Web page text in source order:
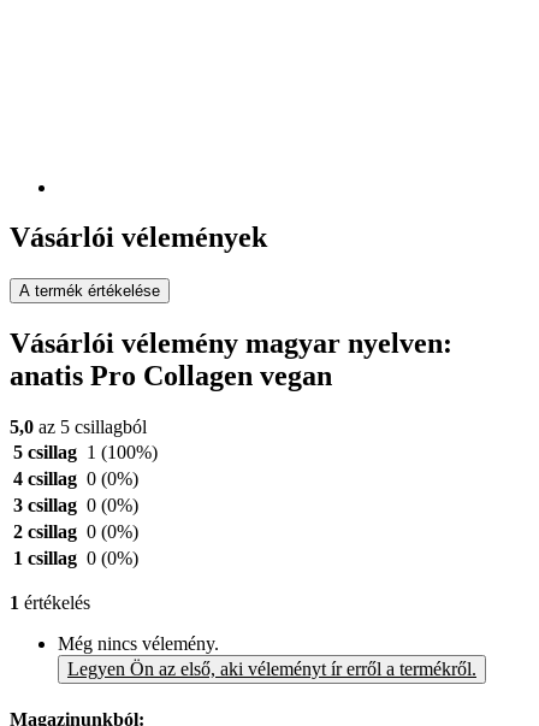
Vásárlói vélemények
A termék értékelése
Vásárlói vélemény magyar nyelven:
anatis Pro Collagen vegan
5,0 az 5 csillagból
5 csillag 1 (100%)
4 csillag 0 (0%)
3 csillag 0 (0%)
2 csillag 0 (0%)
1 csillag 0 (0%)
1 értékelés
Még nincs vélemény.
Legyen Ön az első, aki véleményt ír erről a termékről.
Magazinunkból: